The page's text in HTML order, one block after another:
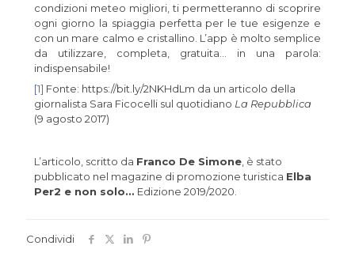
condizioni meteo migliori, ti permetteranno di scoprire
ogni giorno la spiaggia perfetta per le tue esigenze e
con un mare calmo e cristallino. L’app è molto semplice
da utilizzare, completa, gratuita… in una parola:
indispensabile!
[1] Fonte: https://bit.ly/2NKHdLm da un articolo della
giornalista Sara Ficocelli sul quotidiano La Repubblica
(9 agosto 2017)
L’articolo, scritto da Franco De Simone , è stato
pubblicato nel magazine di promozione turistica Elba
Per2 e non solo… Edizione 2019/2020.
Condividi